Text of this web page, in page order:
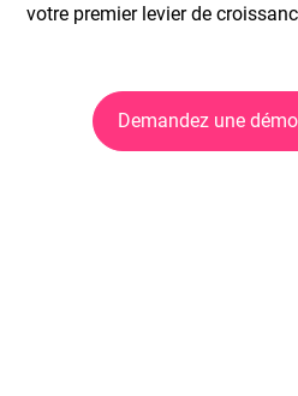
votre premier levier de
Demandez une